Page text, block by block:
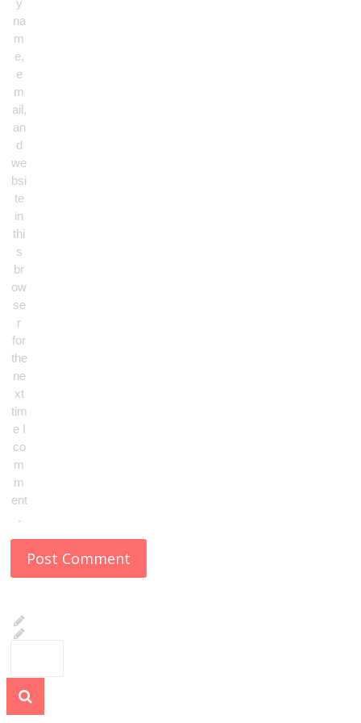
y
na
m
e,
e
m
ail,
an
d
we
bsi
te
in
thi
s
br
ow
se
r
for
the
ne
xt
tim
e I
co
m
m
ent
.